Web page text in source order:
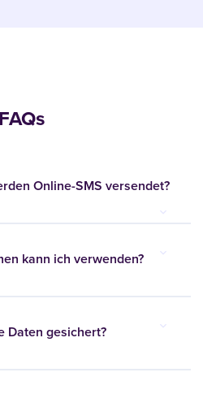
FAQs
Online-SMS versendet?
kann ich verwenden?
Daten gesichert?